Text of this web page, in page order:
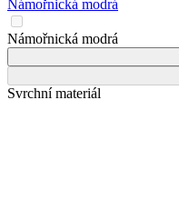
Námořnická modrá
Námořnická modrá
Svrchní materiál